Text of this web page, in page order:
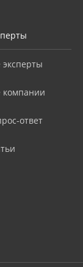
эксперты
компании
ответ